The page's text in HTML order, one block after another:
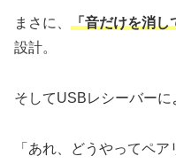
まさに、 「音だけを消し
設計。
そしてUSBレシーバーに
「あれ、どうやってペ